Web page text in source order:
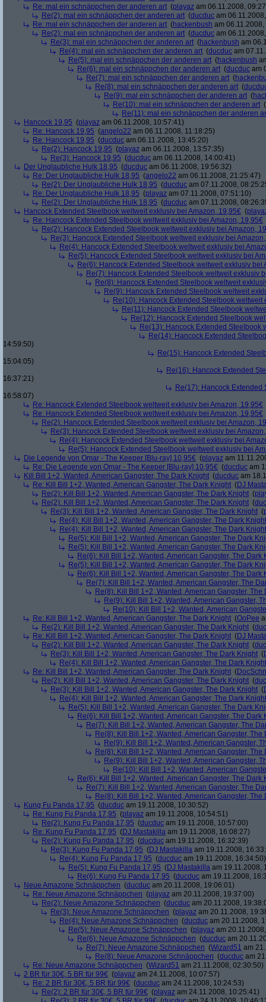
Re: mal ein schnäppchen der anderen art (playaz am 06.11.2008,
Re(2): mal ein schnäppchen der anderen art (ducduc am
Re: mal ein schnäppchen der anderen art (hackenbush am
Re(2): mal ein schnäppchen der anderen art (ducduc am
Re(3): mal ein schnäppchen der anderen art (hackenbush am
Re(4): mal ein schnäppchen der anderen art (ducduc am
Re(5): mal ein schnäppchen der anderen art (hackenbush
Re(6): mal ein schnäppchen der anderen art (ducduc am
Re(7): mal ein schnäppchen der anderen art (
Re(8): mal ein schnäppchen der anderen art (
Re(9): mal ein schnäppchen der anderen art (
Re(10): mal ein schnäppchen der anderen art (
Re(11): mal ein schnäppchen der anderen
Hancock 19,95 (playaz am 06.11.2008, 10:57:41)
Re: Hancock 19,95 (angelo22 am 06.11.2008, 11:18:25)
Re: Hancock 19,95 (ducduc am 06.11.2008, 13:45:20)
Re(2): Hancock 19,95 (playaz am 06.11.2008, 13:57:35)
Re(3): Hancock 19,95 (ducduc am 06.11.2008, 14:00:41)
Der Unglaubliche Hulk 18,95 (ducduc am 06.11.2008, 19:56:32)
Re: Der Unglaubliche Hulk 18,95 (angelo22 am 06.11.2008, 21:25:47)
Re(2): Der Unglaubliche Hulk 18,95 (ducduc am 07.11.2008,
Re: Der Unglaubliche Hulk 18,95 (playaz am 07.11.2008, 07:51:10)
Re(2): Der Unglaubliche Hulk 18,95 (ducduc am 07.11.2008,
Hancock Extended Steelbook weltweit exklusiv bei Amazon, 19,95€ (
Re: Hancock Extended Steelbook weltweit exklusiv bei Amazon, 19,95€
Re(2): Hancock Extended Steelbook weltweit exklusiv bei Amazon,
Re(3): Hancock Extended Steelbook weltweit exklusiv bei
Re(4): Hancock Extended Steelbook weltweit exklusiv bei
Re(5): Hancock Extended Steelbook weltweit exklusiv bei
Re(6): Hancock Extended Steelbook weltweit exklusiv bei
Re(7): Hancock Extended Steelbook weltweit exklusiv
Re(8): Hancock Extended Steelbook weltweit
Re(9): Hancock Extended Steelbook weltweit
Re(10): Hancock Extended Steelbook weltweit
Re(11): Hancock Extended Steelbook
Re(12): Hancock Extended Steelbook
Re(13): Hancock Extended Steelbook
Re(14): Hancock Extended
14:59:50)
Re(15): Hancock Extended
15:04:05)
Re(16): Hancock Extended
16:37:21)
Re(17): Hancock
16:58:07)
Re: Hancock Extended Steelbook weltweit exklusiv bei Amazon, 19,95€
Re: Hancock Extended Steelbook weltweit exklusiv bei Amazon, 19,95€
Re(2): Hancock Extended Steelbook weltweit exklusiv bei Amazon,
Re(3): Hancock Extended Steelbook weltweit exklusiv bei
Re(4): Hancock Extended Steelbook weltweit exklusiv bei
Re(5): Hancock Extended Steelbook weltweit exklusiv bei
Die Legende von Omar - The Keeper [Blu-ray] 10,95€ (playaz am
Re: Die Legende von Omar - The Keeper [Blu-ray] 10,95€ (ducduc am
Kill Bill 1+2, Wanted, American Gangster, The Dark Knight (ducduc am
Re: Kill Bill 1+2, Wanted, American Gangster, The Dark Knight (DJ
Re(2): Kill Bill 1+2, Wanted, American Gangster, The Dark Knight (
Re(2): Kill Bill 1+2, Wanted, American Gangster, The Dark Knight (
Re(3): Kill Bill 1+2, Wanted, American Gangster, The Dark Knight (
Re(4): Kill Bill 1+2, Wanted, American Gangster, The Dark Knight
Re(4): Kill Bill 1+2, Wanted, American Gangster, The Dark Knight
Re(5): Kill Bill 1+2, Wanted, American Gangster, The Dark
Re(5): Kill Bill 1+2, Wanted, American Gangster, The Dark
Re(6): Kill Bill 1+2, Wanted, American Gangster, The Dark
Re(5): Kill Bill 1+2, Wanted, American Gangster, The Dark
Re(6): Kill Bill 1+2, Wanted, American Gangster, The Dark
Re(7): Kill Bill 1+2, Wanted, American Gangster, The
Re(8): Kill Bill 1+2, Wanted, American Gangster, The
Re(9): Kill Bill 1+2, Wanted, American Gangster,
Re(10): Kill Bill 1+2, Wanted, American
Re: Kill Bill 1+2, Wanted, American Gangster, The Dark Knight (OoPee
Re(2): Kill Bill 1+2, Wanted, American Gangster, The Dark Knight (
Re: Kill Bill 1+2, Wanted, American Gangster, The Dark Knight (DJ
Re(2): Kill Bill 1+2, Wanted, American Gangster, The Dark Knight (
Re(3): Kill Bill 1+2, Wanted, American Gangster, The Dark Knight (
Re(4): Kill Bill 1+2, Wanted, American Gangster, The Dark Knight
Re: Kill Bill 1+2, Wanted, American Gangster, The Dark Knight (
Re(2): Kill Bill 1+2, Wanted, American Gangster, The Dark Knight (
Re(3): Kill Bill 1+2, Wanted, American Gangster, The Dark Knight (
Re(4): Kill Bill 1+2, Wanted, American Gangster, The Dark Knight
Re(5): Kill Bill 1+2, Wanted, American Gangster, The Dark
Re(6): Kill Bill 1+2, Wanted, American Gangster, The Dark
Re(7): Kill Bill 1+2, Wanted, American Gangster, The
Re(8): Kill Bill 1+2, Wanted, American Gangster, The
Re(9): Kill Bill 1+2, Wanted, American Gangster,
Re(8): Kill Bill 1+2, Wanted, American Gangster, The
Re(9): Kill Bill 1+2, Wanted, American Gangster,
Re(10): Kill Bill 1+2, Wanted, American
Re(6): Kill Bill 1+2, Wanted, American Gangster, The Dark
Re(7): Kill Bill 1+2, Wanted, American Gangster, The
Re(8): Kill Bill 1+2, Wanted, American Gangster, The
Kung Fu Panda 17,95 (ducduc am 19.11.2008, 10:30:52)
Re: Kung Fu Panda 17,95 (playaz am 19.11.2008, 10:54:51)
Re(2): Kung Fu Panda 17,95 (ducduc am 19.11.2008, 10:57:00)
Re: Kung Fu Panda 17,95 (DJ Mastakilla am 19.11.2008, 16:08:27)
Re(2): Kung Fu Panda 17,95 (ducduc am 19.11.2008, 16:32:39)
Re(3): Kung Fu Panda 17,95 (DJ Mastakilla am 19.11.2008,
Re(4): Kung Fu Panda 17,95 (ducduc am 19.11.2008, 16:34:50)
Re(5): Kung Fu Panda 17,95 (DJ Mastakilla am 19.11.2008,
Re(6): Kung Fu Panda 17,95 (ducduc am 19.11.2008,
Neue Amazone Schnäppchen (ducduc am 20.11.2008, 19:06:01)
Re: Neue Amazone Schnäppchen (playaz am 20.11.2008, 19:37:00)
Re(2): Neue Amazone Schnäppchen (ducduc am 20.11.2008,
Re(3): Neue Amazone Schnäppchen (playaz am 20.11.2008,
Re(4): Neue Amazone Schnäppchen (ducduc am 20.11.2008,
Re(5): Neue Amazone Schnäppchen (playaz am
Re(6): Neue Amazone Schnäppchen (ducduc am
Re(7): Neue Amazone Schnäppchen (Wizard51 am
Re(8): Neue Amazone Schnäppchen (ducduc am
Re: Neue Amazone Schnäppchen (Wizard51 am 21.11.2008, 02:30:50)
2 BR für 30€, 5 BR für 99€ (playaz am 24.11.2008, 10:07:57)
Re: 2 BR für 30€, 5 BR für 99€ (ducduc am 24.11.2008, 10:24:53)
Re(2): 2 BR für 30€, 5 BR für 99€ (playaz am 24.11.2008, 10:25:41)